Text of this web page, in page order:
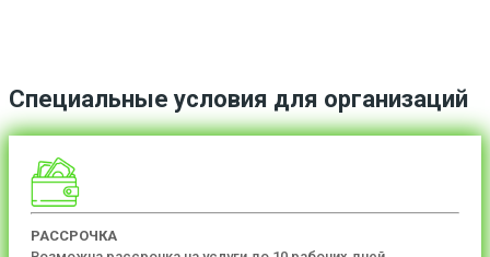
Специальные условия для организаций
РАССРОЧКА